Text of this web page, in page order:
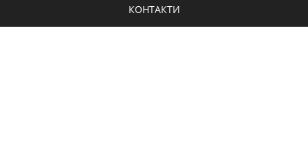
КОНТАКТИ